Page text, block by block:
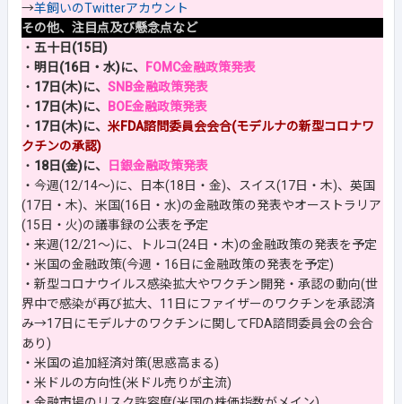
→羊飼いのTwitterアカウント
その他、注目点及び懸念点など
・ 五十日(15日)
・ 明日(16日・水)に、
FOMC金融政策発表
・ 17日(木)に、 SNB金融政策発表
・ 17日(木)に、
BOE金融政策発表
・ 17日(木)に、 米FDA諮問委員会会合(モデルナの新型コロナワ
クチンの承認)
・ 18日(金)に、
日銀金融政策発表
・今週(12/14～)に、日本(18日・金)、スイス(17日・木)、英国
(17日・木)、米国(16日・水)の金融政策の発表やオーストラリア
(15日・火)の議事録の公表を予定
・来週(12/21～)に、トルコ(24日・木)の金融政策の発表を予定
・米国の金融政策(今週・16日に金融政策の発表を予定)
・新型コロナウイルス感染拡大やワクチン開発・承認の動向(世
界中で感染が再び拡大、11日にファイザーのワクチンを承認済
み→17日にモデルナのワクチンに関してFDA諮問委員会の会合
あり)
・米国の追加経済対策(思惑高まる)
・米ドルの方向性(米ドル売りが主流)